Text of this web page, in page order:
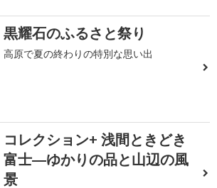
黒耀石のふるさと祭り
高原で夏の終わりの特別な思い出
コレクション+ 浅間ときどき
富士―ゆかりの品と山辺の風
景